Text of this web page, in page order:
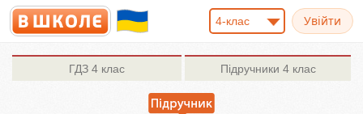
4-клас
ГДЗ 4 клас Підручники 4 клас